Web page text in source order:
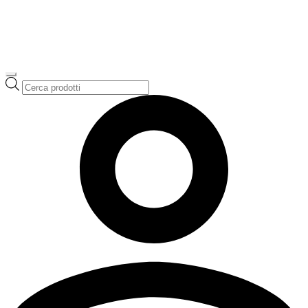
Ricerca
prodotti